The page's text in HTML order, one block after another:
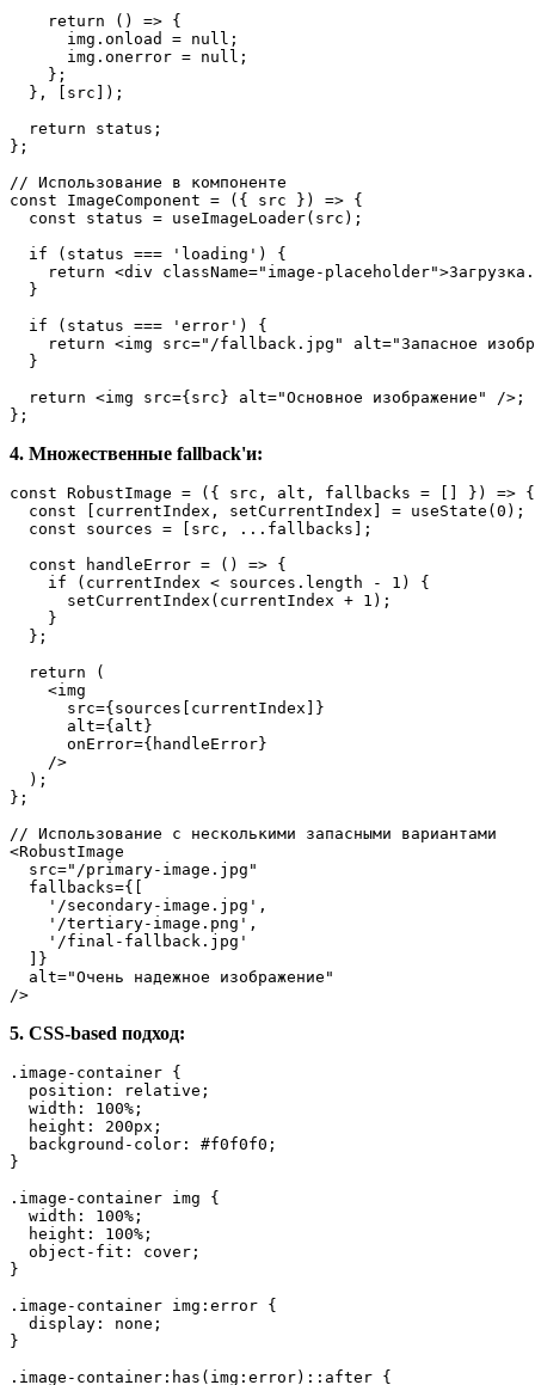
return
() => {
      img.
onload = null ;
      img.
onerror = null ;
    };
  }, [src]);
return status;
};
// Использование в компоненте
const
ImageComponent = ( { src } ) => {
const status = useImageLoader(src);
if (status === 'loading' ) {
return <div className="image-placeholder">
  }
if (status === 'error' ) {
return <img src="/fallback.jpg" alt="Запасное
  }
return <img src={src} alt="Основное изображение" /> ;
};
4. Множественные fallback'и:
const RobustImage = ( { src, alt, fallbacks = [] } ) => {
const [currentIndex, setCurrentIndex] = useState ( 0 );
const sources = [src, ...fallbacks];
const
handleError = ( ) => {
if (currentIndex < sources. length - 1 ) {
setCurrentIndex (currentIndex + 1 );
    }
  };
return (
<img
src={sources[currentIndex]}
alt={alt}
onError={handleError}
    />
  );
};
// Использование с несколькими запасными вариантами
<RobustImage
src="/primary-image.jpg"
fallbacks={[
    '/
secondary-image.jpg ',
    '/
tertiary-image.png ',
    '/
final-fallback.jpg '
  ]}
alt="Очень надежное изображение"
/>
5. CSS-based подход:
.image-container {
position : relative;
width : 100% ;
height : 200px ;
background-color : #f0f0f0 ;
}
.image-container img {
width : 100% ;
height : 100% ;
object-fit : cover;
}
.image-container img :error {
display : none;
}
.image-container :has ( img :error)::after {